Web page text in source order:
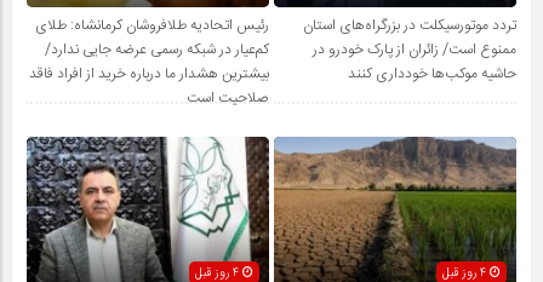
تردد موتورسیکلت در بزرگراه‌های استان
ممنوع است/ زائران از پارک خودرو در
حاشیه موکب‌ها خودداری کنند
رئیس اتحادیه طلافروشان کرمانشاه: طلای
کم‌عیار در شبکه رسمی عرضه جایی ندارد/
بیشترین هشدار ما درباره خرید از افراد فاقد
صلاحیت است
4 روز قبل